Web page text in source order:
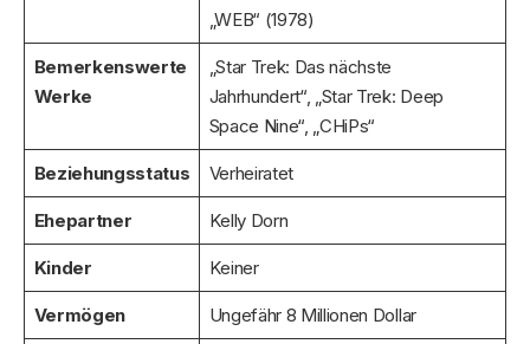
„WEB“ (1978)
Bemerkenswerte
Werke
„Star Trek: Das nächste
Jahrhundert“, „Star Trek: Deep
Space Nine“, „CHiPs“
Beziehungsstatus Verheiratet
Ehepartner Kelly Dorn
Kinder Keiner
Vermögen Ungefähr 8 Millionen Dollar